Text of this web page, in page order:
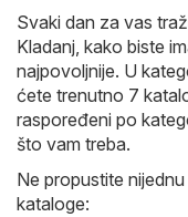
Svaki dan za vas
Kladanj, kako biste
najpovoljnije. U
ćete trenutno 7
raspoređeni po
što vam treba.
Ne propustite
kataloge: